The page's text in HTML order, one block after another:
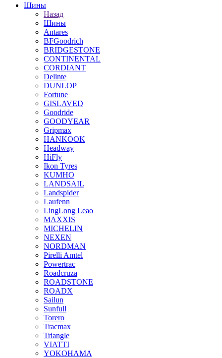
Шины
Назад
Шины
Antares
BFGoodrich
BRIDGESTONE
CONTINENTAL
CORDIANT
Delinte
DUNLOP
Fortune
GISLAVED
Goodride
GOODYEAR
Gripmax
HANKOOK
Headway
HiFly
Ikon Tyres
KUMHO
LANDSAIL
Landspider
Laufenn
LingLong Leao
MAXXIS
MICHELIN
NEXEN
NORDMAN
Pirelli Amtel
Powertrac
Roadcruza
ROADSTONE
ROADX
Sailun
Sunfull
Torero
Tracmax
Triangle
VIATTI
YOKOHAMA